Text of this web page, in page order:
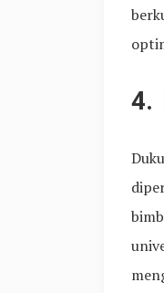
4.